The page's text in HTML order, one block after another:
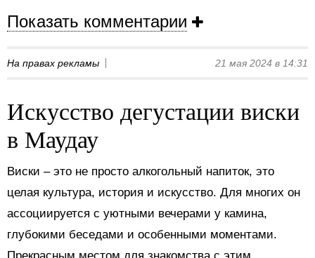
Показать комментарии
На правах рекламы 21 мая 2024 в 14:31
Искусство дегустации виски
в Маудау
Виски – это не просто алкогольный напиток, это
целая культура, история и искусство. Для многих он
ассоциируется с уютными вечерами у камина,
глубокими беседами и особенными моментами.
Прекрасным местом для знакомства с этим